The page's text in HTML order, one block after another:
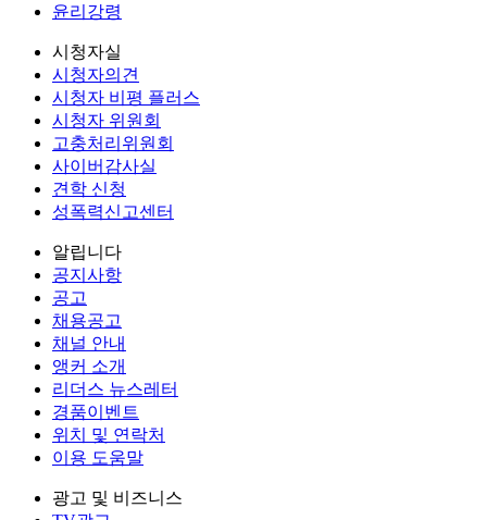
윤리강령
시청자실
시청자의견
시청자 비평 플러스
시청자 위원회
고충처리위원회
사이버감사실
견학 신청
성폭력신고센터
알립니다
공지사항
공고
채용공고
채널 안내
앵커 소개
리더스 뉴스레터
경품이벤트
위치 및 연락처
이용 도움말
광고 및 비즈니스